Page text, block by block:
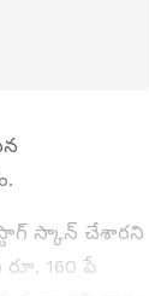
స్కాన్ చేశారని
160 పే